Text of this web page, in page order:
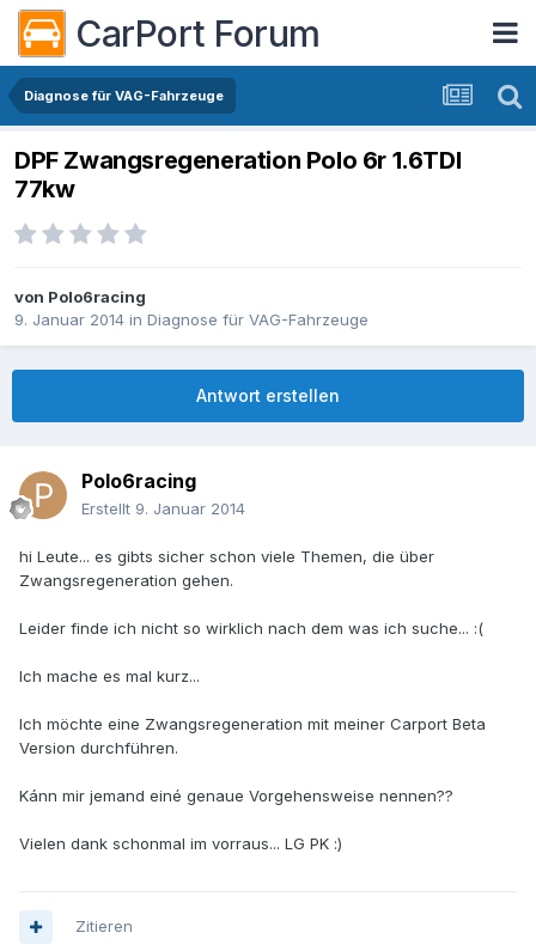
CarPort Forum
Diagnose für VAG-Fahrzeuge
DPF Zwangsregeneration Polo 6r 1.6TDI
77kw
von Polo6racing
9. Januar 2014 in Diagnose für VAG-Fahrzeuge
Antwort erstellen
Polo6racing
Erstellt 9. Januar 2014
hi Leute... es gibts sicher schon viele Themen, die über
Zwangsregeneration gehen.
Leider finde ich nicht so wirklich nach dem was ich suche... :(
Ich mache es mal kurz...
Ich möchte eine Zwangsregeneration mit meiner Carport Beta
Version durchführen.
Kánn mir jemand einé genaue Vorgehensweise nennen??
Vielen dank schonmal im vorraus... LG PK :)
Zitieren